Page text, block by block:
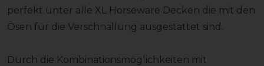
perfekt unter alle XL Horseware Decken die mit den
Ösen für die Verschnallung ausgestattet sind.
Durch die Kombinationsmöglichkeiten mit